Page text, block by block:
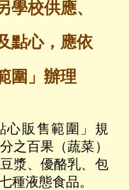
學校供應、
點心，應依
圍」辦理
心販售範圍」規
之百果（蔬菜）
漿、優酪乳、包
種液態食品。